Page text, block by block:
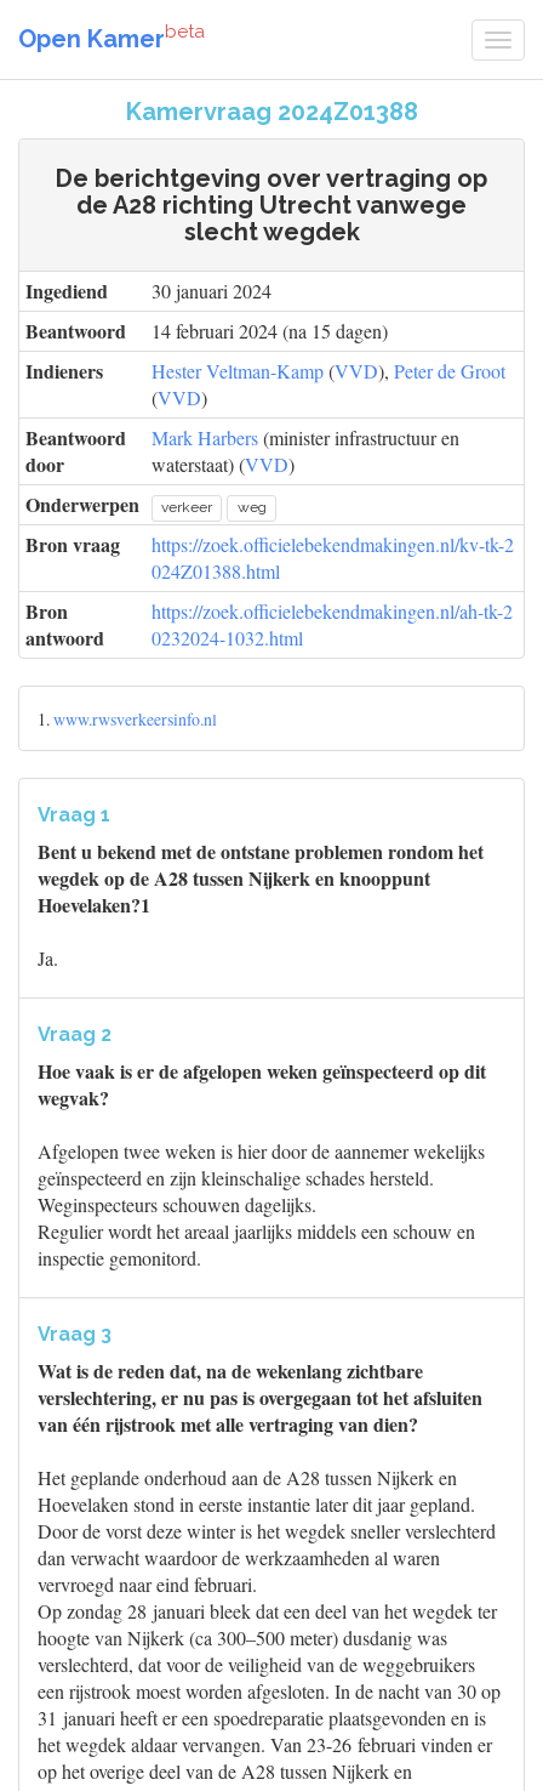
Open Kamerbeta
Kamervraag 2024Z01388
De berichtgeving over vertraging op
de A28 richting Utrecht vanwege
slecht wegdek
Ingediend 30 januari 2024
Beantwoord 14 februari 2024 (na 15 dagen)
Indieners Hester Veltman-Kamp(VVD), Peter de Groot
(VVD)
Beantwoord
door
Mark Harbers(minister infrastructuur en
waterstaat) (VVD)
Onderwerpen verkeer weg
Bron vraag
https://zoek.officielebekendmakingen.nl/kv-tk-2
024Z01388.html
Bron
antwoord
https://zoek.officielebekendmakingen.nl/ah-tk-2
0232024-1032.html
1.www.rwsverkeersinfo.nl
Vraag 1
Bent u bekend met de ontstane problemen rondom het
wegdek op de A28 tussen Nijkerk en knooppunt
Hoevelaken?1
Ja.
Vraag 2
Hoe vaak is er de afgelopen weken geïnspecteerd op dit
wegvak?
Afgelopen twee weken is hier door de aannemer wekelijks
geïnspecteerd en zijn kleinschalige schades hersteld.
Weginspecteurs schouwen dagelijks.
Regulier wordt het areaal jaarlijks middels een schouw en
inspectie gemonitord.
Vraag 3
Wat is de reden dat, na de wekenlang zichtbare
verslechtering, er nu pas is overgegaan tot het afsluiten
van één rijstrook met alle vertraging van dien?
Het geplande onderhoud aan de A28 tussen Nijkerk en
Hoevelaken stond in eerste instantie later dit jaar gepland.
Door de vorst deze winter is het wegdek sneller verslechterd
dan verwacht waardoor de werkzaamheden al waren
vervroegd naar eind februari.
Op zondag 28 januari bleek dat een deel van het wegdek ter
hoogte van Nijkerk (ca 300–500 meter) dusdanig was
verslechterd, dat voor de veiligheid van de weggebruikers
een rijstrook moest worden afgesloten. In de nacht van 30 op
31 januari heeft er een spoedreparatie plaatsgevonden en is
het wegdek aldaar vervangen. Van 23-26 februari vinden er
op het overige deel van de A28 tussen Nijkerk en